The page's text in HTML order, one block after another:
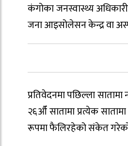
कंगोका जनस्वास्थ्य
जना आइसोलेसन केन्द्र वा
प्रतिवेदनमा पछिल्ला
२६औँ सातामा प्रत्येक
रूपमा फैलिरहेको संकेत